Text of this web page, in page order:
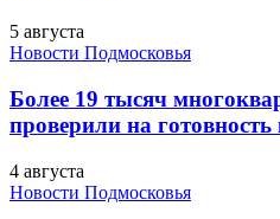
5 августа
Новости Подмосковья
Более 19 тысяч
проверили на готовность
4 августа
Новости Подмосковья